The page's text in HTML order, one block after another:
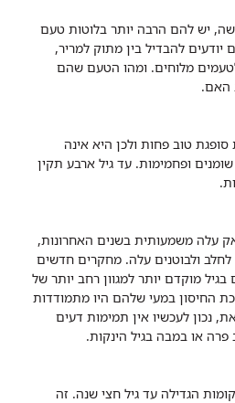
יש להם הרבה יותר בלוטות טעם
להבדיל בין מתוק למריר,
לטעמים מלוחים. ומהו הטעם שהם
האם.
טוב פחות ולכן היא אינה
ופחמימות. עד גיל ארבע תקין
עלה משמעותית בשנים האחרונות,
לחלב ולבוטנים עלה. מחקרים חדשים
מוקדם יותר למגוון רחב יותר של
החיסון במעי שלהם היו מתמודדות
נכון לעכשיו אין תמימות דעים
או במבה בגיל הינקות.
הגדילה עד גיל חצי שנה. זה